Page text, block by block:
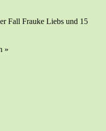
Fall Frau­ke Liebs und 15
»